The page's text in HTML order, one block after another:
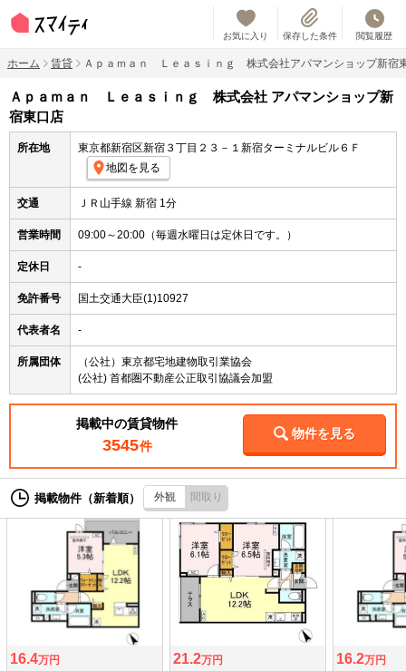
お気に入り 保存した条件 閲覧履歴
ホーム 賃貸 Ａｐａｍａｎ Ｌｅａｓｉｎｇ 株式会社アパマンショップ新宿
Ａｐａｍａｎ Ｌｅａｓｉｎｇ 株式会社 アパマンショップ新
宿東口店
所在地
東京都新宿区新宿３丁目２３－１新宿ターミナルビル６Ｆ
地図を見る
交通 ＪＲ山手線 新宿 1分
営業時間 09:00～20:00（毎週水曜日は定休日です。）
定休日 -
免許番号 国土交通大臣(1)10927
代表者名 -
所属団体
（公社）東京都宅地建物取引業協会
(公社) 首都圏不動産公正取引協議会加盟
掲載中の賃貸物件
3545件
物件を見る
外観 間取り
掲載物件（新着順）
16.4万円 21.2万円 16.2万円